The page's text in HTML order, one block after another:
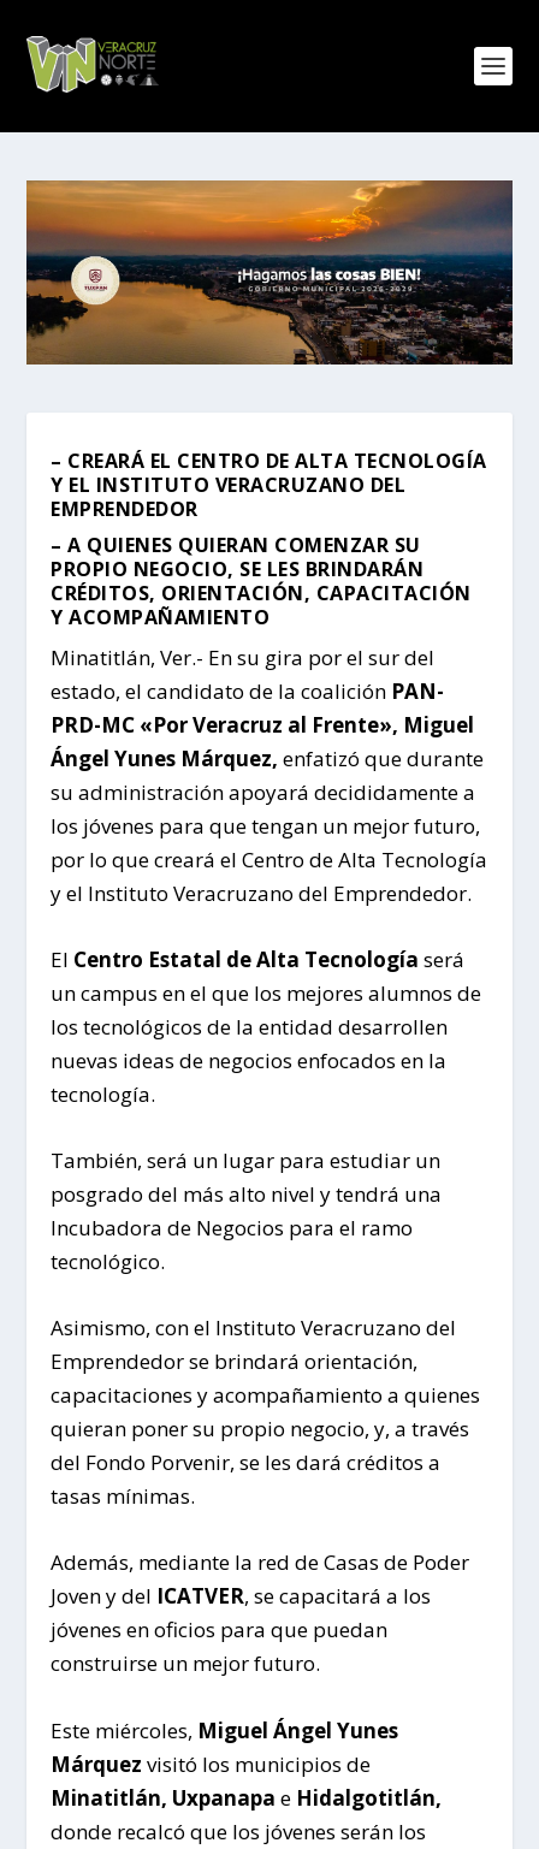
– CREARÁ EL CENTRO DE ALTA TECNOLOGÍA
Y EL INSTITUTO VERACRUZANO DEL
EMPRENDEDOR
– A QUIENES QUIERAN COMENZAR SU
PROPIO NEGOCIO, SE LES BRINDARÁN
CRÉDITOS, ORIENTACIÓN, CAPACITACIÓN
Y ACOMPAÑAMIENTO
Minatitlán, Ver.- En su gira por el sur del
estado, el candidato de la coalición PAN-
PRD-MC «Por Veracruz al Frente», Miguel
Ángel Yunes Márquez, enfatizó que durante
su administración apoyará decididamente a
los jóvenes para que tengan un mejor futuro,
por lo que creará el Centro de Alta Tecnología
y el Instituto Veracruzano del Emprendedor.
El Centro Estatal de Alta Tecnología será
un campus en el que los mejores alumnos de
los tecnológicos de la entidad desarrollen
nuevas ideas de negocios enfocados en la
tecnología.
También, será un lugar para estudiar un
posgrado del más alto nivel y tendrá una
Incubadora de Negocios para el ramo
tecnológico.
Asimismo, con el Instituto Veracruzano del
Emprendedor se brindará orientación,
capacitaciones y acompañamiento a quienes
quieran poner su propio negocio, y, a través
del Fondo Porvenir, se les dará créditos a
tasas mínimas.
Además, mediante la red de Casas de Poder
Joven y del ICATVER, se capacitará a los
jóvenes en oficios para que puedan
construirse un mejor futuro.
Este miércoles, Miguel Ángel Yunes
Márquez visitó los municipios de
Minatitlán, Uxpanapa e Hidalgotitlán,
donde recalcó que los jóvenes serán los